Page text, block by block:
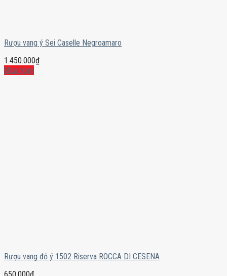
Rượu vang ý Sei Caselle Negroamaro
1.450.000₫
Mua ngay
Rượu vang đỏ ý 1502 Riserva ROCCA DI CESENA